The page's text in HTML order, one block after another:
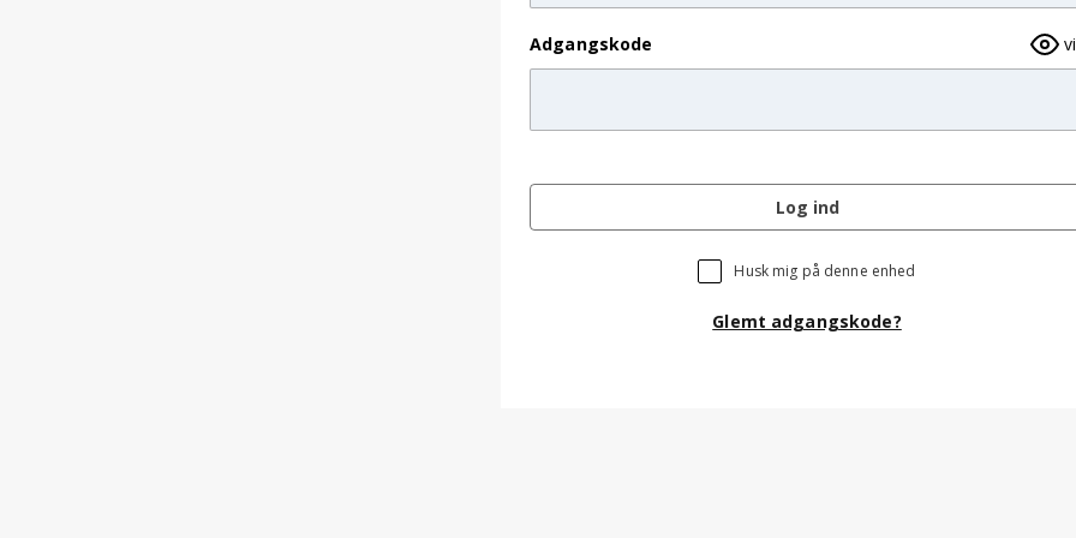
Adgangskode
Log ind
Husk mig på denne enhed
Glemt adgangskode?